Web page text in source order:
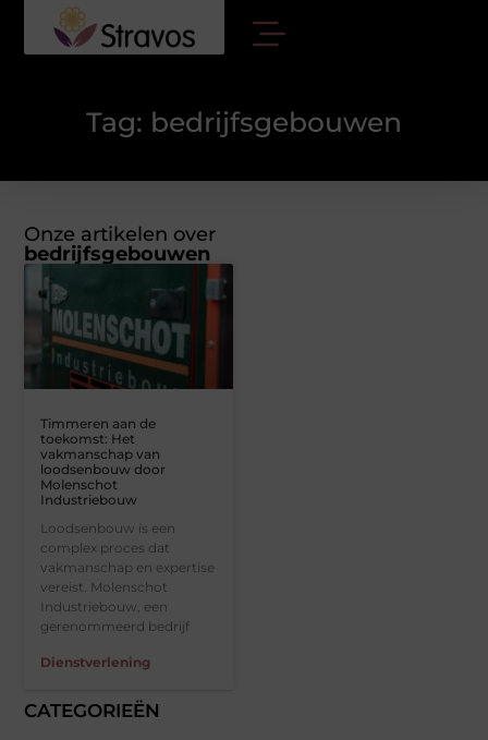
Tag: bedrijfsgebouwen
Onze artikelen over
bedrijfsgebouwen
Timmeren aan de
toekomst: Het
vakmanschap van
loodsenbouw door
Molenschot
Industriebouw
Loodsenbouw is een
complex proces dat
vakmanschap en expertise
vereist. Molenschot
Industriebouw, een
gerenommeerd bedrijf
Dienstverlening
CATEGORIEËN